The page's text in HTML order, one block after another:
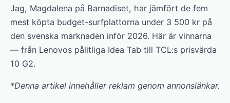
Jag, Magdalena på Barnadiset, har jämfört de fem
mest köpta budget-surfplattorna under 3 500 kr på
den svenska marknaden inför 2026. Här är vinnarna
— från Lenovos pålitliga Idea Tab till TCL:s prisvärda
10 G2.
*Denna artikel innehåller reklam genom annonslänkar.